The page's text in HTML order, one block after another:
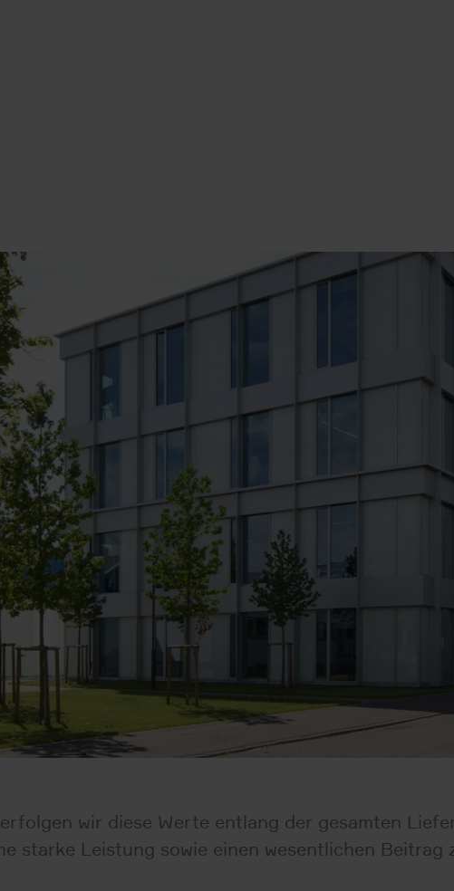
wir diese Werte entlang der gesamten
starke Leistung sowie einen wesentlichen Beitrag